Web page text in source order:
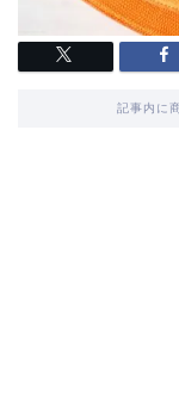
記事内に